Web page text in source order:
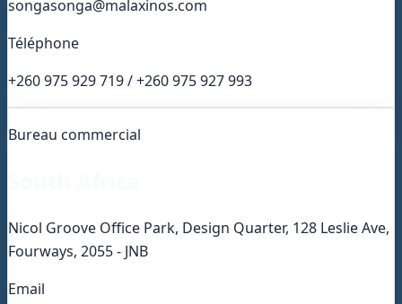
songasonga@malaxinos.com
Téléphone
+260 975 929 719 / +260 975 927 993
Bureau commercial
Nicol Groove Office Park, Design Quarter, 128 Leslie Ave,
Fourways, 2055 - JNB
Email